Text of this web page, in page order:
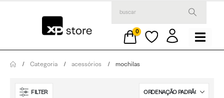
0
Categoria acessórios mochilas
FILTER